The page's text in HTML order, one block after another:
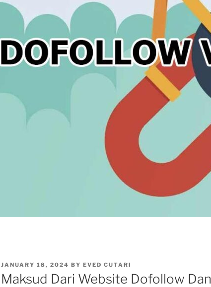
POSTED
ON
JANUARY 18, 2024 BY EVED CUTARI
Maksud Dari Website Dofollow Dan